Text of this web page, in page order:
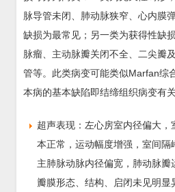
脉导管未闭、肺动脉狭窄、心内膜
缺损为最常见；另一类为获得性缺
脉瘤、主动脉瓣关闭不全、二尖瓣
管等。此类病变可能类似Marfan综
本病的基本缺陷即结缔组织病变有关
超声表现：左心房室内径偏大
本正常，运动幅度增强，室间隔
主肺脉动脉内径偏宽，肺动脉瓣
瓣膜形态、结构、启闭未见明显